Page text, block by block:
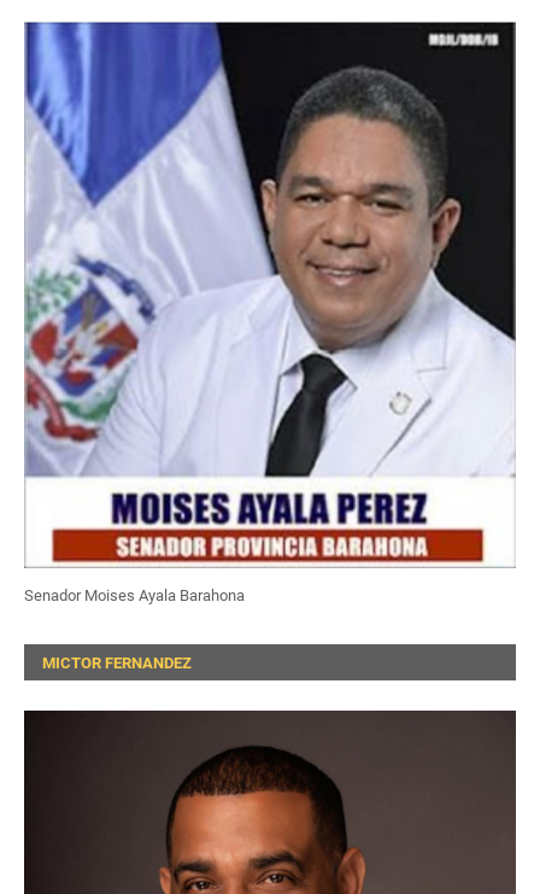
Senador Moises Ayala Barahona
MICTOR FERNANDEZ